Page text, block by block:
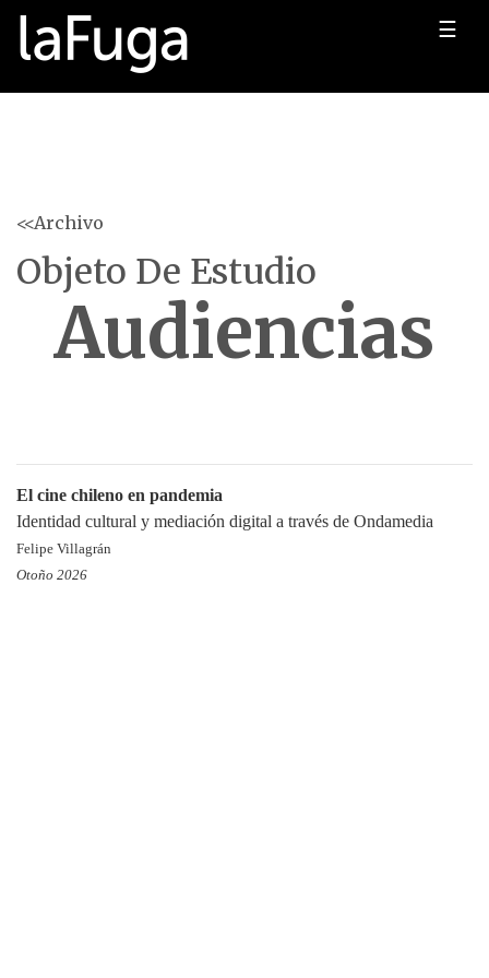
☰
<<Archivo
Objeto De Estudio
Audiencias
El cine chileno en pandemia
Identidad cultural y mediación digital a través de Ondamedia
Felipe Villagrán
Otoño 2026